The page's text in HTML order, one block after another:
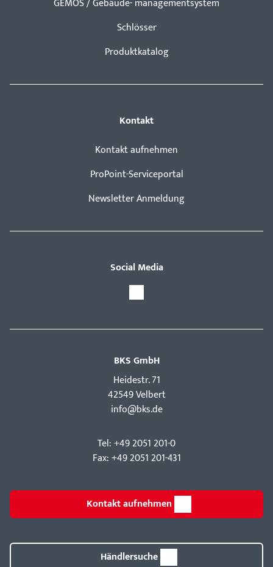
GEMOS / Gebäude- managementsystem
Schlösser
Produktkatalog
Kontakt
Kontakt aufnehmen
ProPoint-Serviceportal
Newsletter Anmeldung
Social Media
BKS GmbH
Hei­destr. 71
42549 Velbert
info@bks.de
Tel: +49 2051 201-0
Fax: +49 2051 201-431
Kontakt aufnehmen
Händlersuche